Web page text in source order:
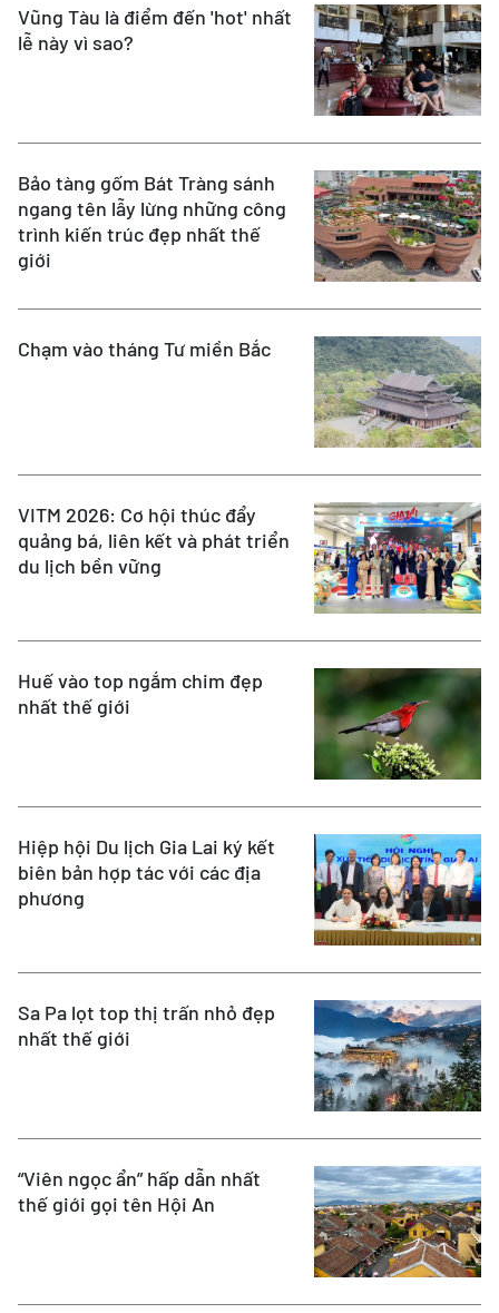
Vũng Tàu là điểm đến 'hot' nhất
lễ này vì sao?
Bảo tàng gốm Bát Tràng sánh
ngang tên lẫy lừng những công
trình kiến trúc đẹp nhất thế
giới
Chạm vào tháng Tư miền Bắc
VITM 2026: Cơ hội thúc đẩy
quảng bá, liên kết và phát triển
du lịch bền vững
Huế vào top ngắm chim đẹp
nhất thế giới
Hiệp hội Du lịch Gia Lai ký kết
biên bản hợp tác với các địa
phương
Sa Pa lọt top thị trấn nhỏ đẹp
nhất thế giới
“Viên ngọc ẩn” hấp dẫn nhất
thế giới gọi tên Hội An